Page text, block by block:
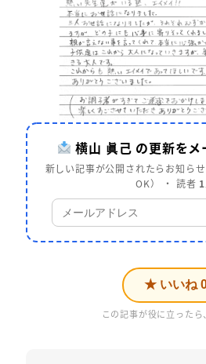
横山 眞己 の更新をメ
新しい記事が公開されたらお知ら
OK） ・ 読者 1
★ いいね
この記事が役に立ったら